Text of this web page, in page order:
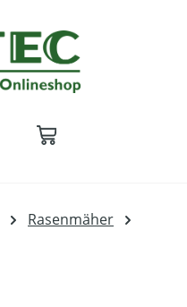
Rasenmäher